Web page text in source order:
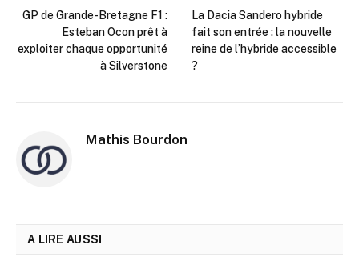
GP de Grande-Bretagne F1 :
Esteban Ocon prêt à
exploiter chaque opportunité
à Silverstone
La Dacia Sandero hybride
fait son entrée : la nouvelle
reine de l’hybride accessible
?
Mathis Bourdon
A LIRE AUSSI